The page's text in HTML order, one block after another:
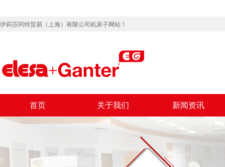
伊莉莎冈特贸易（上海）有限公司机床子网站！
首页 关于我们 新闻资讯